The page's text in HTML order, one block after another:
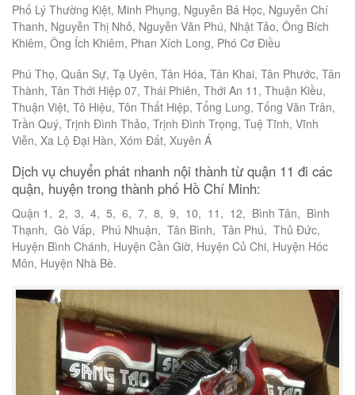
Phố Lý Thường Kiệt, Minh Phụng, Nguyễn Bá Học, Nguyễn Chí
Thanh, Nguyễn Thị Nhỏ, Nguyễn Văn Phú, Nhật Tảo, Ông Bích
Khiêm, Ông Ích Khiêm, Phan Xích Long, Phó Cơ Điều
Phú Thọ, Quân Sự, Tạ Uyên, Tân Hóa, Tân Khai, Tân Phước, Tân
Thành, Tân Thới Hiệp 07, Thái Phiên, Thới An 11, Thuận Kiều,
Thuận Việt, Tô Hiệu, Tôn Thất Hiệp, Tổng Lung, Tống Văn Trân,
Trần Quý, Trịnh Đình Thảo, Trịnh Đình Trọng, Tuệ Tĩnh, Vĩnh
Viễn, Xa Lộ Đại Hàn, Xóm Đất, Xuyên Á
Dịch vụ chuyển phát nhanh nội thành từ quận 11 đi các
quận, huyện trong thành phố Hồ Chí Minh:
Quận 1, 2, 3, 4, 5, 6, 7, 8, 9, 10, 11, 12, Bình Tân, Bình
Thạnh, Gò Vấp, Phú Nhuận, Tân Bình, Tân Phú, Thủ Đức,
Huyện Bình Chánh, Huyện Cần Giờ, Huyện Củ Chi, Huyện Hóc
Môn, Huyện Nhà Bè.